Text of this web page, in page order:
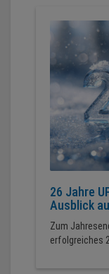
26 Jahre
Ausblick
Zum
erfolgreiches